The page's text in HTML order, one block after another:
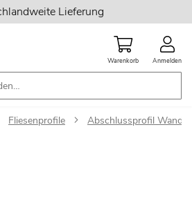
Lieferung
Warenkorb Anmelden
Fliesenprofile Abschlussprofil Wand